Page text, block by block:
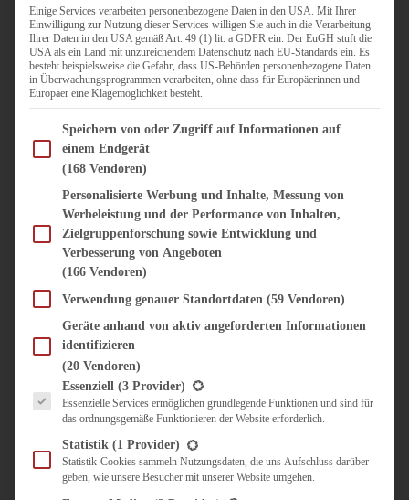
HERZHAFTES BACKEN
ONE-POT-GERICHTE
PASTA & NUDELGERICHTE
PIZZA, TARTES & QUICHES
REIS & RISOTTO
SALATE & SNACKS
SUPPENKASPEREIEN
VORSPEISEN
SÜSS & HERZHAFT
BROTAUFSTRICH
DIPS, SAUCEN, CHUTNEYS
KÜCHENGESCHENKE
UNTERWEGS
KULINARISCH UNTERWEGS
ÜBER MICH
Einige Services verarbeiten personenbezogene Daten in den USA. Mit Ihrer
Einwilligung zur Nutzung dieser Services willigen Sie auch in die Verarbeitung
Ihrer Daten in den USA gemäß Art. 49 (1) lit. a GDPR ein. Der EuGH stuft die
USA als ein Land mit unzureichendem Datenschutz nach EU-Standards ein. Es
besteht beispielsweise die Gefahr, dass US-Behörden personenbezogene Daten
in Überwachungsprogrammen verarbeiten, ohne dass für Europäerinnen und
Europäer eine Klagemöglichkeit besteht.
Im Folgenden finden Sie eine Liste der Zwecke des IAB Transparency and Consent
Speichern von oder Zugriff auf Informationen auf
einem Endgerät
(168 Vendoren)
Personalisierte Werbung und Inhalte, Messung von
Werbeleistung und der Performance von Inhalten,
Zielgruppenforschung sowie Entwicklung und
Verbesserung von Angeboten
(166 Vendoren)
Verwendung genauer Standortdaten (59 Vendoren)
Geräte anhand von aktiv angeforderten Informationen
identifizieren
(20 Vendoren)
Es folgt eine Liste der Service-Gruppen, für die eine Einwilligung erteilt werden
Essenziell (3 Provider)
Essenzielle Services ermöglichen grundlegende Funktionen und sind für
das ordnungsgemäße Funktionieren der Website erforderlich.
Statistik (1 Provider)
Statistik-Cookies sammeln Nutzungsdaten, die uns Aufschluss darüber
geben, wie unsere Besucher mit unserer Website umgehen.